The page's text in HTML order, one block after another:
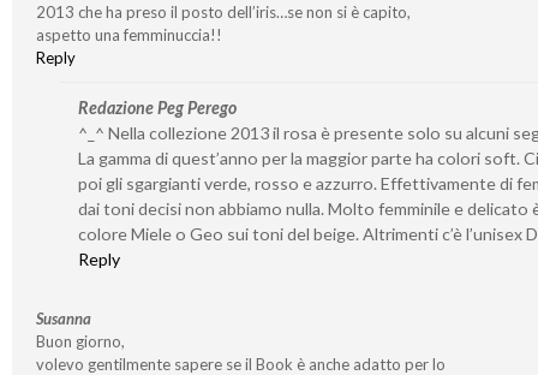
2013 che ha preso il posto dell’iris…se non si è capito,
aspetto una femminuccia!!
Reply
Redazione Peg Perego
^_^ Nella collezione 2013 il rosa è presente solo su alcuni
La gamma di quest’anno per la maggior parte ha colori soft.
poi gli sgargianti verde, rosso e azzurro. Effettivamente di
dai toni decisi non abbiamo nulla. Molto femminile e delicato
colore Miele o Geo sui toni del beige. Altrimenti c’è l’unisex
Reply
Susanna
Buon giorno,
volevo gentilmente sapere se il Book è anche adatto per lo